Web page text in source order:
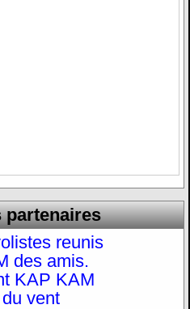
partenaires
reunis
des amis.
KAP KAM
vent